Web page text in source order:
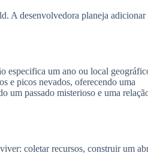
A desenvolvedora planeja adicionar
especifica um ano ou local
e picos nevados, oferecendo uma
um passado misterioso e uma
coletar recursos, construir um